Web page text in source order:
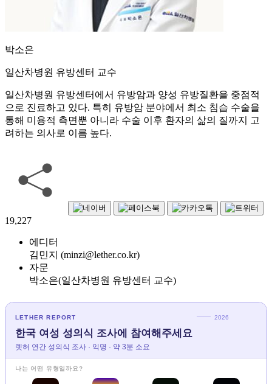
박소은
일산차병원 유방센터 교수
일산차병원 유방센터에서 유방암과 양성 유방질환을 중점적
으로 진료하고 있다. 특히 유방암 분야에서 최소 침습 수술을
통해 미용적 측면뿐 아니라 수술 이후 환자의 삶의 질까지 고
려하는 의사로 이름 높다.
19,227
에디터
김민지 (minzi@lether.co.kr)
자문
박소은(일산차병원 유방센터 교수)
LETHER REPORT 2026
한국 여성 성의식 조사에 참여해주세요
렛허 연간 성의식 조사 · 익명 · 약 3분 소요
나는 어떤 유형일까요?